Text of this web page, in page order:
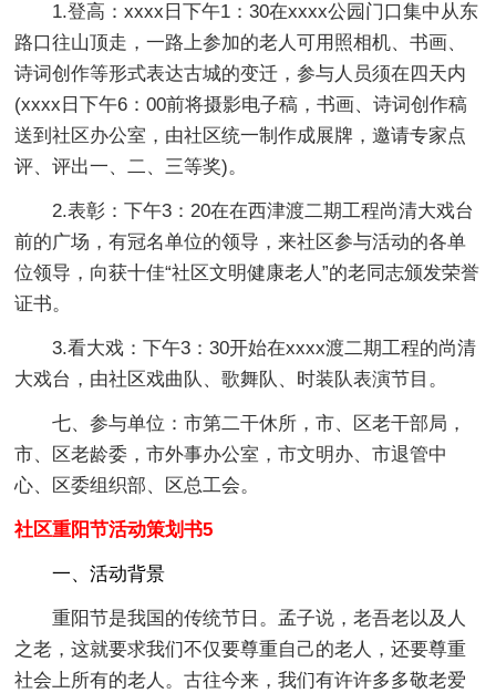
1.登高：xxxx日下午1：30在xxxx公园门口集中从东
路口往山顶走，一路上参加的老人可用照相机、书画、
诗词创作等形式表达古城的变迁，参与人员须在四天内
(xxxx日下午6：00前将摄影电子稿，书画、诗词创作稿
送到社区办公室，由社区统一制作成展牌，邀请专家点
评、评出一、二、三等奖)。
2.表彰：下午3：20在在西津渡二期工程尚清大戏台
前的广场，有冠名单位的领导，来社区参与活动的各单
位领导，向获十佳“社区文明健康老人”的老同志颁发荣誉
证书。
3.看大戏：下午3：30开始在xxxx渡二期工程的尚清
大戏台，由社区戏曲队、歌舞队、时装队表演节目。
七、参与单位：市第二干休所，市、区老干部局，
市、区老龄委，市外事办公室，市文明办、市退管中
心、区委组织部、区总工会。
社区重阳节活动策划书5
一、活动背景
重阳节是我国的传统节日。孟子说，老吾老以及人
之老，这就要求我们不仅要尊重自己的老人，还要尊重
社会上所有的老人。古往今来，我们有许许多多敬老爱